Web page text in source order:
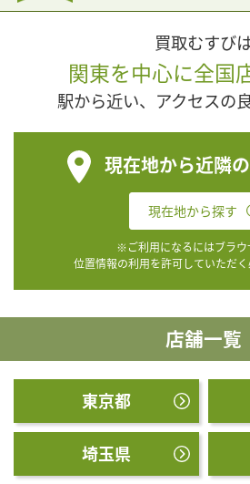
買取むすび
関東を中心に全国
駅から近い、アクセスの
現在地から近隣
現在地から探す
※ご利用になるにはブラウ
位置情報の利用を許可していただく
店舗一覧
東京都
埼玉県